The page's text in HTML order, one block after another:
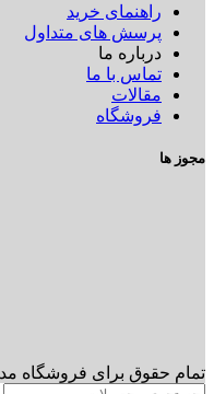
راهنمای خرید
پرسش های متداول
درباره ما
تماس با ما
مقالات
فروشگاه
مجوز ها
تمام حقوق برای فروشگاه